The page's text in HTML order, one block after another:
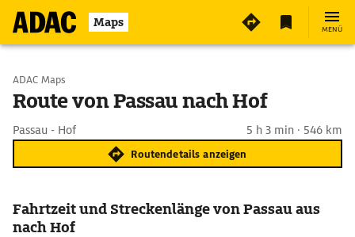
Maps MENÜ
Start wählen
ADAC Maps
Route von Passau nach Hof
Passau - Hof 5 h 3 min · 546 km
Routendetails anzeigen
Fahrtzeit und Streckenlänge von Passau aus
nach Hof